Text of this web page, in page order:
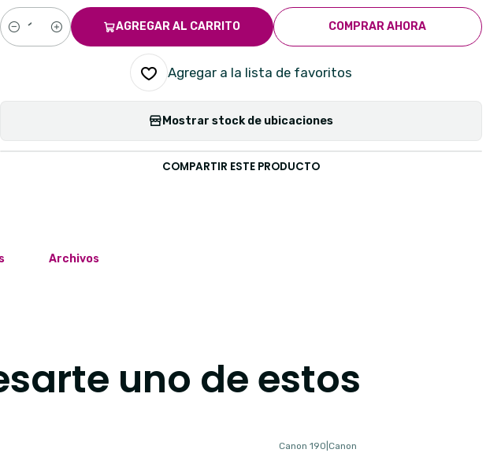
Cantidad
AGREGAR AL CARRITO COMPRAR AHORA
Agregar a la lista de favoritos
Mostrar stock de ubicaciones
COMPARTIR ESTE PRODUCTO
Archivos
uno de estos
Canon 190 |Canon